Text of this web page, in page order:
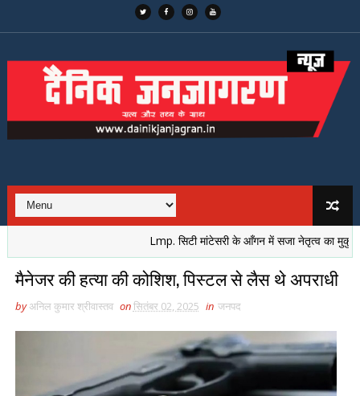
Lmp. सिटी मांटेसरी के आँगन में सजा नेतृत्व का मुकुट, नई
मैनेजर की हत्या की कोशिश, पिस्टल से लैस थे अपराधी
byअनिल कुमार श्रीवास्तव onसितंबर 02, 2025 in जनपद